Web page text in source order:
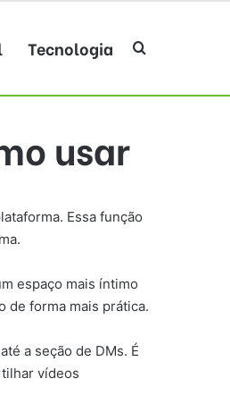
Tecnologia Procurar por
usar
Essa função
espaço mais íntimo
de forma mais prática.
a seção de DMs. É
vídeos